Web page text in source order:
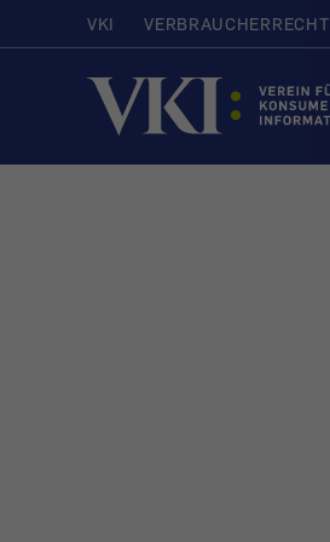
VKI VERBRAUCHERRECHT
Startseite